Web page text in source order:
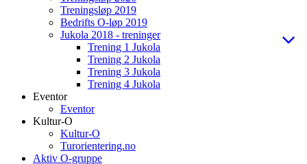
Treningsløp 2019
Bedrifts O-løp 2019
Jukola 2018 - treninger
Trening 1 Jukola
Trening 2 Jukola
Trening 3 Jukola
Trening 4 Jukola
Eventor
Eventor
Kultur-O
Kultur-O
Turorientering.no
Aktiv O-gruppe